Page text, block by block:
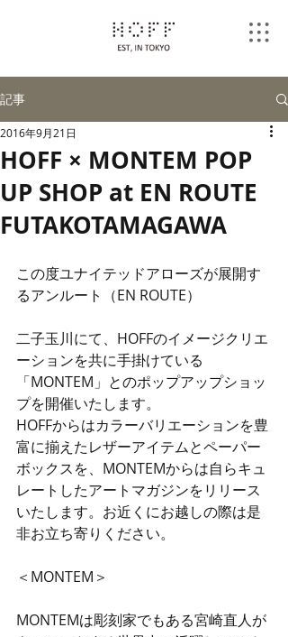
記事
HOFF × MONTEM POP
UP SHOP at EN ROUTE
FUTAKOTAMAGAWA
2016年9月21日
この度ユナイテッドアローズが展開す
るアンルート（EN ROUTE）
二子玉川にて、HOFFのイメージクリエ
ーションを共に手掛けている
「MONTEM」とのポップアップショッ
プを開催いたします。
HOFFからはカラーバリエーションを豊
富に揃えたレザーアイテムとペーパー
ボックスを、MONTEMからは自らキュ
レートしたアートマガジンをリリース
いたします。お近くにお越しの際は是
非お立ち寄りください。
＜MONTEM＞
MONTEMは彫刻家でもある宮崎直人が